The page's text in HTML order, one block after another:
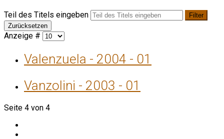
Teil des Titels eingeben
Filter
Zurücksetzen
Anzeige #
Valenzuela - 2004 - 01
Vanzolini - 2003 - 01
Seite 4 von 4